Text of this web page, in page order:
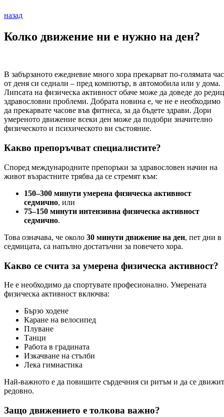
назад
Колко движение ни е нужно на ден?
В забързаното ежедневие много хора прекарват по-голямата
от деня си седнали – пред компютър, в автомобила или у дома.
Липсата на физическа активност обаче може да доведе до
здравословни проблеми. Добрата новина е, че не е необходимо
да прекарвате часове във фитнеса, за да бъдете здрави. Дори
умереното движение всеки ден може да подобри значително
физическото и психическото ви състояние.
Какво препоръчват специалистите?
Според международните препоръки за здравословен начин на
живот възрастните трябва да се стремят към:
150–300 минути умерена физическа активност
седмично, или
75–150 минути интензивна физическа активност
седмично.
Това означава, че около 30 минути движение на ден, пет дни в
седмицата, са напълно достатъчни за повечето хора.
Какво се счита за умерена физическа активност?
Не е необходимо да спортувате професионално. Умерената
физическа активност включва:
Бързо ходене
Каране на велосипед
Плуване
Танци
Работа в градината
Изкачване на стълби
Лека гимнастика
Най-важното е да повишите сърдечния си ритъм и да се
редовно.
Защо движението е толкова важно?